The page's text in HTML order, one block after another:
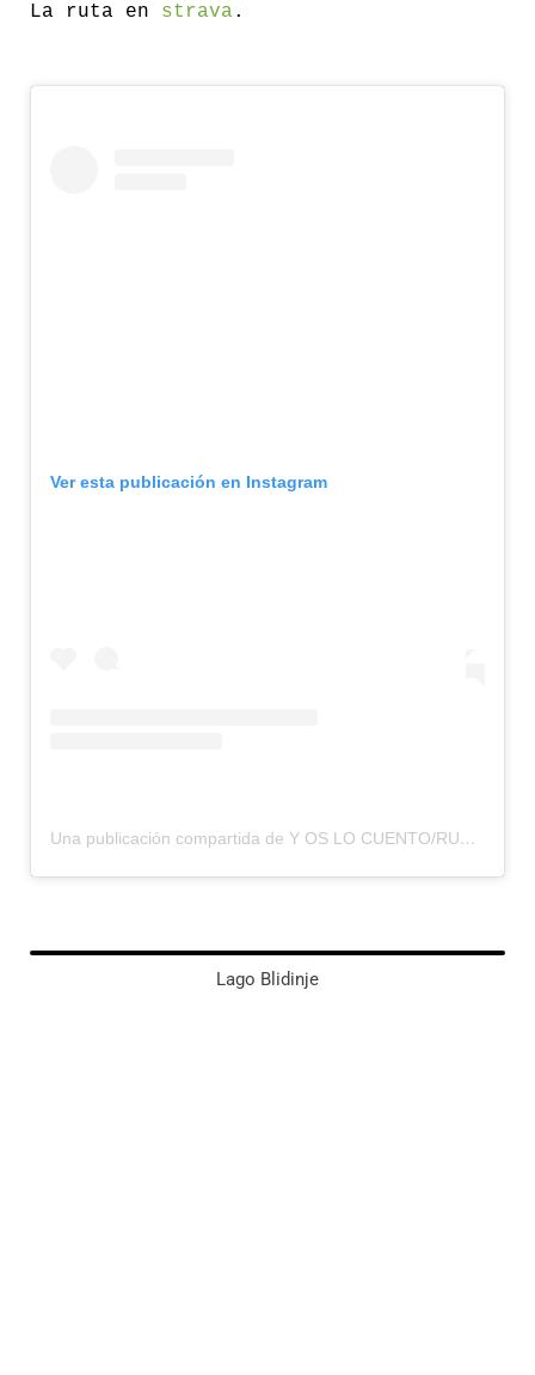
La ruta en strava .
Ver esta publicación en Instagram
Una publicación compartida de Y OS LO CUENTO/RUMBOS OLVIDADOS (@yoslocuento)
Lago Blidinje